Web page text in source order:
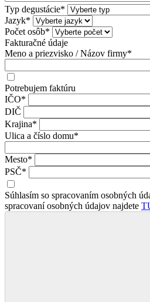
Typ degustácie*
Jazyk*
Počet osôb*
Fakturačné údaje
Meno a priezvisko / Názov firmy*
Potrebujem faktúru
IČO*
DIČ
Krajina*
Ulica a číslo domu*
Mesto*
PSČ*
Súhlasím so spracovaním osobných
spracovaní osobných údajov najdete